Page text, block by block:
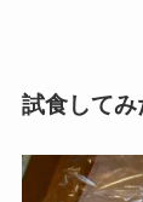
試食してみ